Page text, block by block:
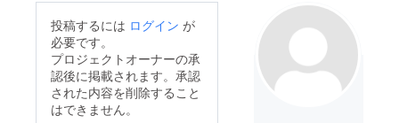
投稿するには ログイン が
必要です。
プロジェクトオーナーの承
認後に掲載されます。承認
された内容を削除すること
はできません。